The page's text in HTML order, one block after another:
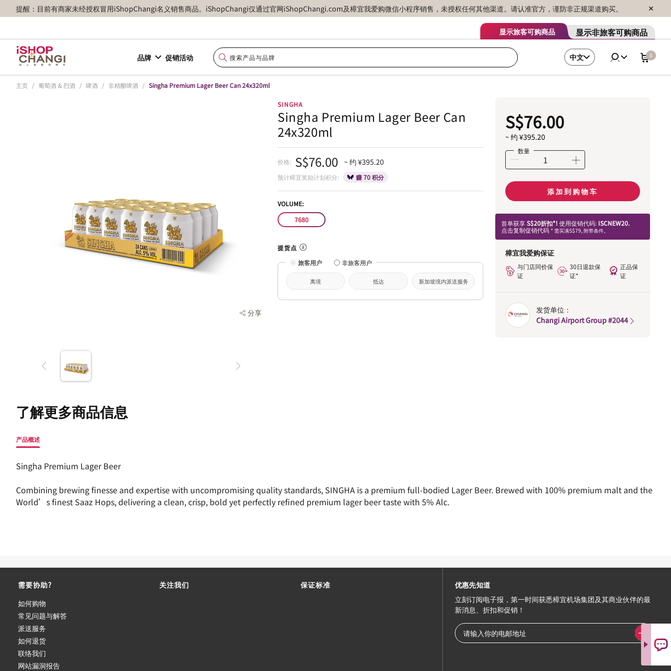
提醒：目前有商家未经授权冒用iShopChangi名义销售商品。iShopChangi仅通过官网iShopChangi.com及樟宜我爱购微信小程序销售，未授权任何其他渠道。请认准官方，谨防非正规渠道购买。
显示旅客可购商品 显示非旅客可购商品
品牌 促销活动 中文 0
主页 / 葡萄酒 & 烈酒 / 啤酒 / 非精酿啤酒 / Singha Premium Lager Beer Can 24x320ml
分享
SINGHA
Singha Premium Lager Beer Can
24x320ml
价格: S$76.00 ~ 约 ¥395.20
预计樟宜奖励计划积分: 赚 70 积分
VOLUME:
7680
提货点
旅客用户
非旅客用户
离境 抵达 新加坡境内派送服务
S$76.00
~ 约 ¥395.20
数量
添加到购物车
首单获享S$20折扣*! 使用促销代码: ISCNEW20.
点击复制促销代码 * 需买满S$79, 附带条件。
樟宜我爱购保证
与门店同价保
证
30日退款保
证*
正品保
证
发货单位：
Changi Airport Group #2044
了解更多商品信息
产品概述
Singha Premium Lager Beer
Combining brewing finesse and expertise with uncompromising quality standards, SINGHA is a premium full-bodied Lager Beer. Brewed with 100% premium malt and the
World’s finest Saaz Hops, delivering a clean, crisp, bold yet perfectly refined premium lager beer taste with 5% Alc.
需要协助?
如何购物
常见问题与解答
派送服务
如何退货
联络我们
网站漏洞报告
关注我们 保证标准
优惠先知道
立刻订阅电子报，第一时间获悉樟宜机场集团及其商业伙伴的最
新消息、折扣和促销！